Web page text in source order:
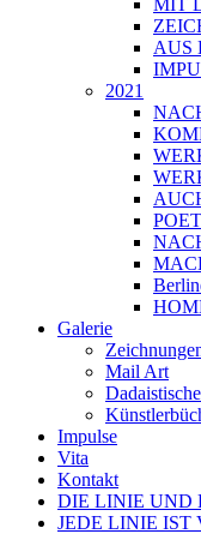
MIT
AUS
2021
Galerie
Mail Art
Impulse
Vita
Kontakt
DIE LINIE UND
JEDE LINIE IST